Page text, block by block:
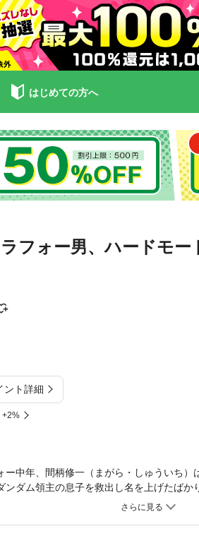
はじめての方へ
ォー男、ハードモー
ント詳細
+2%
ー中年、間柄修一（まがら・しゅういち）
ンダム領主の息子を救出し名を上げたばか
要されてしまう。断ろうにも薄幸の少女・